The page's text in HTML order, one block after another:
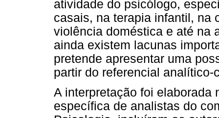
atividade do psicólogo,
casais, na terapia infantil, na
violência doméstica e até na
ainda existem lacunas
pretende apresentar uma
partir do referencial analítico-
A interpretação foi elaborada
específica de analistas do